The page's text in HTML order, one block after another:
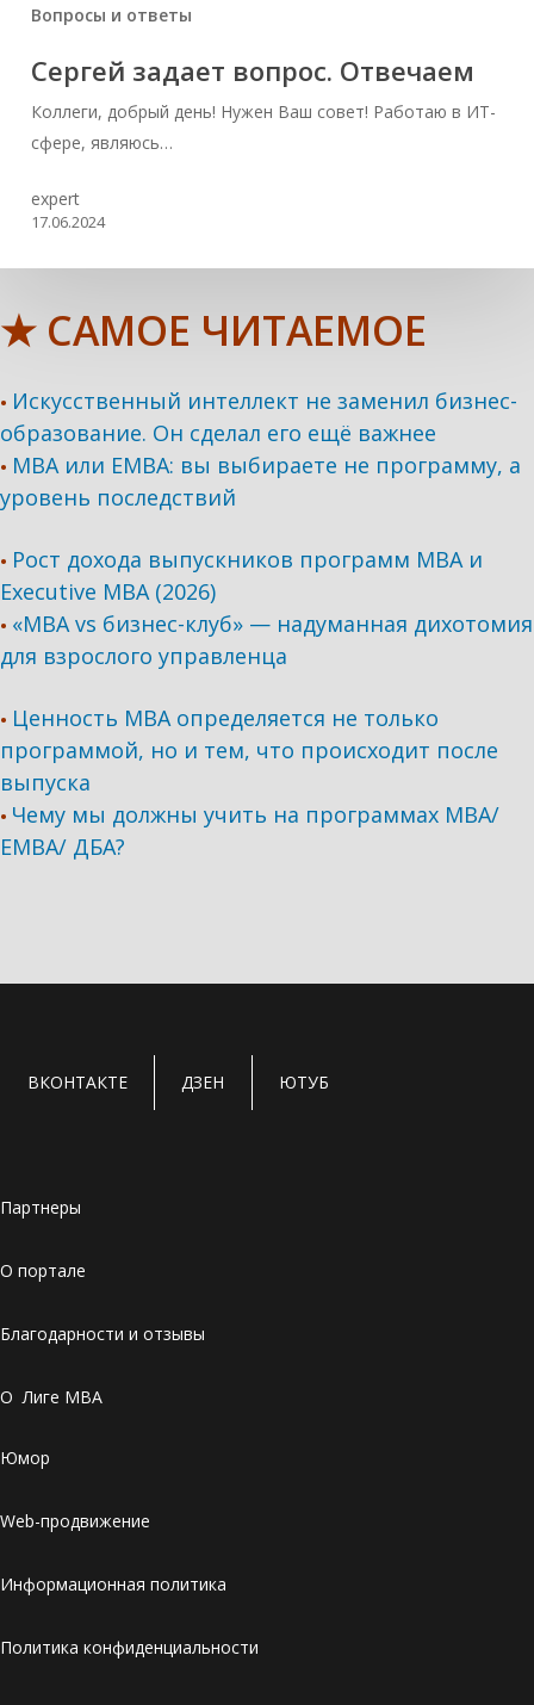
Вопросы и ответы
Сергей задает вопрос. Отвечаем
Коллеги, добрый день! Нужен Ваш совет! Работаю в ИТ-
сфере, являюсь…
expert
17.06.2024
★ САМОЕ ЧИТАЕМОЕ
• Искусственный интеллект не заменил бизнес-
образование. Он сделал его ещё важнее
• MBA или EMBA: вы выбираете не программу, а
уровень последствий
• Рост дохода выпускников программ МВА и
Executive MBA (2026)
• «MBA vs бизнес-клуб» — надуманная дихотомия
для взрослого управленца
• Ценность MBA определяется не только
программой, но и тем, что происходит после
выпуска
• Чему мы должны учить на программах МВА/
ЕМВА/ ДБА?
ВКОНТАКТЕ ДЗЕН ЮТУБ
Партнеры
О портале
Благодарности и отзывы
О Лиге MBA
Юмор
Web-продвижение
Информационная политика
Политика конфиденциальности